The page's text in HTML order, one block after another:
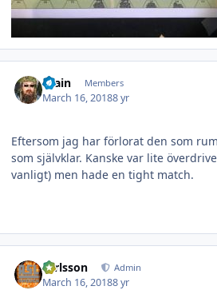
Brain Members
March 16, 20188 yr
Eftersom jag har förlorat den som
som självklar. Kanske var lite
vanligt) men hade en tight match.
carlsson Admin
March 16, 20188 yr